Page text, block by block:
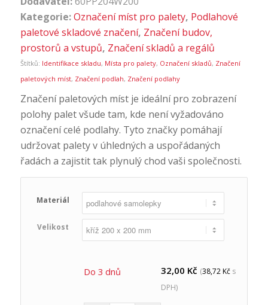
Kategorie:Označení míst pro palety, Podlahové
paletové skladové značení, Značení budov,
prostorů a vstupů, Značení skladů a regálů
Štítků: Identifikace skladu, Místa pro palety, Označení skladů, Značení
paletových míst, Značení podlah, Značení podlahy
Značení paletových míst je ideální pro zobrazení
polohy palet všude tam, kde není vyžadováno
označení celé podlahy. Tyto značky pomáhají
udržovat palety v úhledných a uspořádaných
řadách a zajistit tak plynulý chod vaši společnosti.
Materiál
Velikost
32,00 Kč (38,72Kč s
DPH)
Do 3 dnů